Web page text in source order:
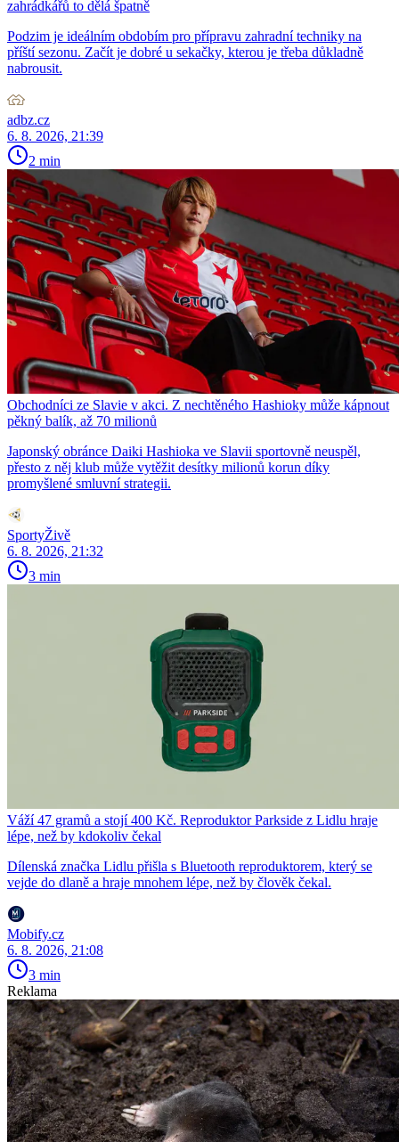
zahrádkářů to dělá špatně
Podzim je ideálním obdobím pro přípravu zahradní techniky na
příští sezonu. Začít je dobré u sekačky, kterou je třeba důkladně
nabrousit.
adbz.cz
6. 8. 2026, 21:39
2 min
Obchodníci ze Slavie v akci. Z nechtěného Hashioky může kápnout
pěkný balík, až 70 milionů
Japonský obránce Daiki Hashioka ve Slavii sportovně neuspěl,
přesto z něj klub může vytěžit desítky milionů korun díky
promyšlené smluvní strategii.
SportyŽivě
6. 8. 2026, 21:32
3 min
Váží 47 gramů a stojí 400 Kč. Reproduktor Parkside z Lidlu hraje
lépe, než by kdokoliv čekal
Dílenská značka Lidlu přišla s Bluetooth reproduktorem, který se
vejde do dlaně a hraje mnohem lépe, než by člověk čekal.
Mobify.cz
6. 8. 2026, 21:08
3 min
Reklama